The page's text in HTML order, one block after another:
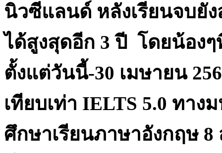
นิวซีแลนด์ หลังเรียนจบยั
ได้สูงสุดอีก 3 ปี โดยน้องๆ
ตั้งแต่วันนี้-30 เมษายน
เทียบเท่า IELTS 5.0 ทาง
ศึกษาเรียนภาษาอังกฤษ 8